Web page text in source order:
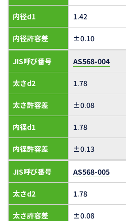
内径d1
内径許容差
1.42
±0.10
JIS呼び番号
太さd2
太さ許容差
内径d1
内径許容差
AS568-004
1.78
±0.08
1.78
±0.13
JIS呼び番号
太さd2
太さ許容差
AS568-005
1.78
±0.08